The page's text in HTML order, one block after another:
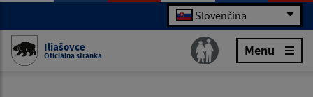
Slovenčina
Iliašovce
Oficiálna stránka Menu